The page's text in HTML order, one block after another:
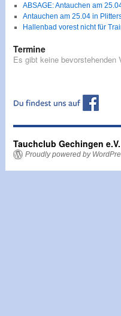
ABSAGE: Antauchen am
Antauchen am 25.04 in
Hallenbad vorest nicht für
Termine
Es gibt keine bevorstehenden
Tauchclub Gechingen e.V.
Proudly powered by